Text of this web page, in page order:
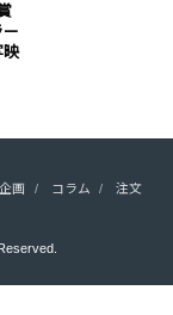
映
画 コラム 注文